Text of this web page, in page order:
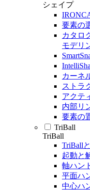
シェイプ
要素の
カタロ
モデリ
カーネ
ストラ
アクテ
内部リ
要素の
TriBall
TriBall
TriBall
起動と
軸ハン
平面ハ
中心ハ